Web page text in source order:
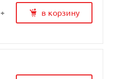
+ в корзину